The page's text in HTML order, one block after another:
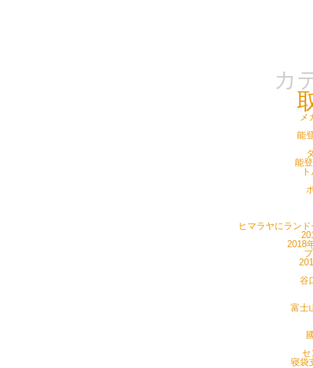
カ
メ
能
能
ヒマラヤにラン
2018
谷
富士
寝袋